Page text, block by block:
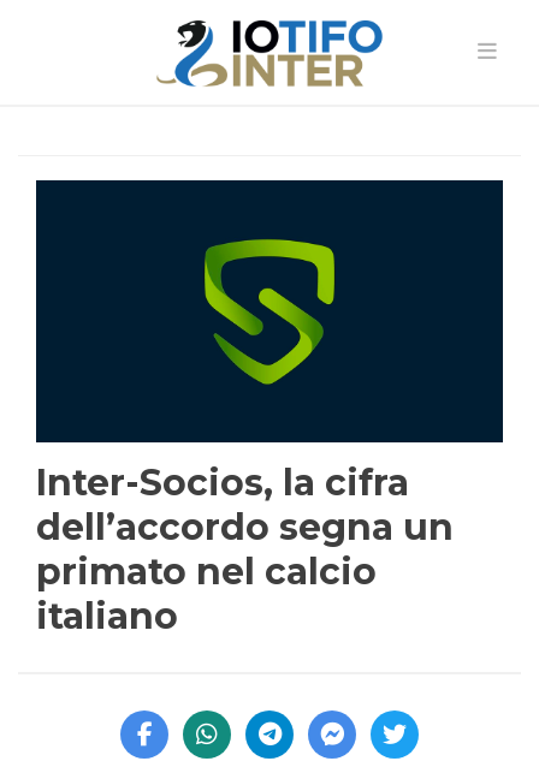
Inter-Socios, la cifra
dell’accordo segna un
primato nel calcio
italiano